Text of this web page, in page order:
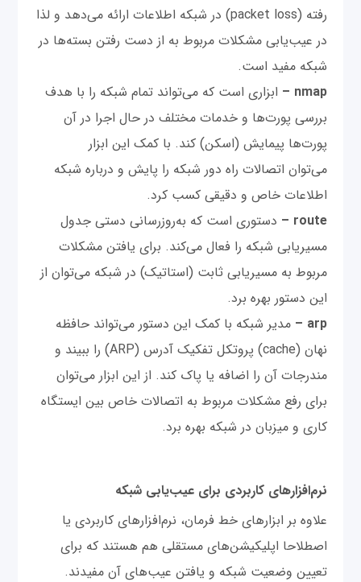
رفته (packet loss) در شبکه اطلاعات ارائه می‌دهد و لذا
در عیب‌یابی مشکلات مربوط به از دست رفتن بسته‌ها در
شبکه مفید است.
nmap –
ابزاری است که می‌تواند تمام شبکه را با هدف
بررسی پورت‌ها و خدمات مختلف در حال اجرا در آن
پورت‌ها پیمایش (اسکن) کند. با کمک این ابزار
می‌توان اتصالات راه دور شبکه را پایش و درباره شبکه
اطلاعات خاص و دقیقی کسب کرد.
route –
دستوری است که به‌روزرسانی دستی جدول
مسیریابی شبکه را فعال می‌کند. برای یافتن مشکلات
مربوط به مسیریابی ثابت (استاتیک) در شبکه می‌توان از
این دستور بهره برد.
arp –
مدیر شبکه با کمک این دستور می‌تواند حافظه
نهان (cache) پروتکل تفکیک آدرس (ARP) را ببیند و
مندرجات آن را اضافه یا پاک کند. از این ابزار می‌توان
برای رفع مشکلات مربوط به اتصالات خاص بین ایستگاه
کاری و میزبان در شبکه بهره برد.
نرم‌افزارهای کاربردی برای عیب‌یابی شبکه
علاوه بر ابزارهای خط فرمان، نرم‌افزارهای کاربردی یا
اصطلاحا اپلیکیشن‌های مستقلی هم هستند که برای
تعیین وضعیت شبکه و یافتن عیب‌های آن مفیدند.